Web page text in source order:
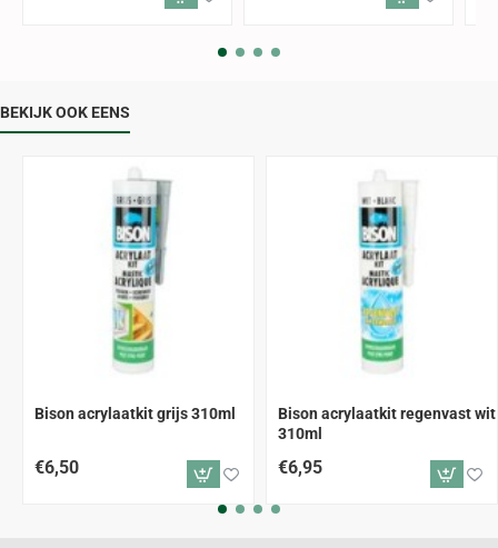
BEKIJK OOK EENS
Bison acrylaatkit grijs 310ml
€6,50
Bison acrylaatkit regenvast wit
310ml
€6,95